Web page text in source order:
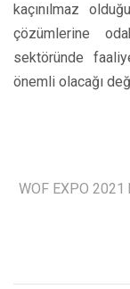
kaçınılmaz
çözümlerine
sektöründe
önemli olacağı
WOF EXPO 2021